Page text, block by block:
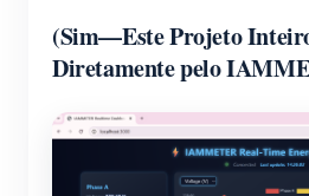
(Sim—Este Projeto
Diretamente pelo